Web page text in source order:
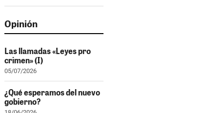
Opinión
Las llamadas «Leyes pro
crimen» (I)
05/07/2026
¿Qué esperamos del nuevo
gobierno?